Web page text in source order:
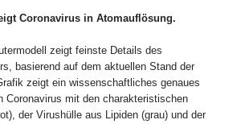
Coronavirus in Atomauflösung.
zeigt feinste Details des
basierend auf dem aktuellen Stand der
zeigt ein wissenschaftliches genaues
Coronavirus mit den charakteristischen
der Virushülle aus Lipiden (grau) und der